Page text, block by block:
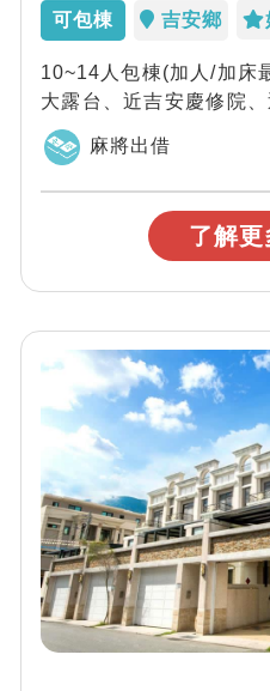
可包棟 吉安鄉
10~14人包棟(加人/加床
大露台、近吉安慶修院
你們能一起來體驗這~乾
麻將出借
了解